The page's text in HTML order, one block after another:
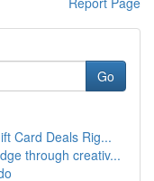
Go
Card Deals Rig...
through creativ...